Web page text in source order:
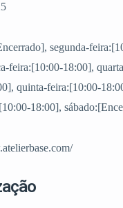
segunda-
feira:[10:00-18:00],
quinta-feira:[10:00-
18:00],